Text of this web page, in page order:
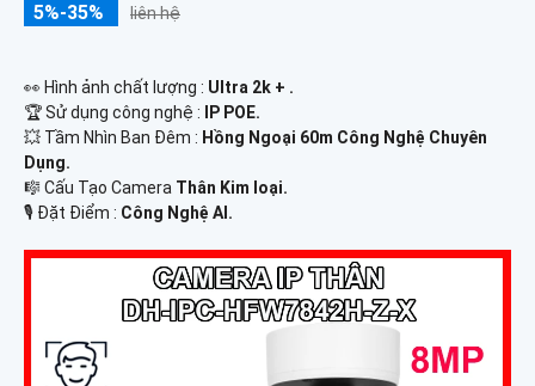
5%-35% liên hệ
️👀 Hình ảnh chất lượng : Ultra 2k + .
🏆 Sử dụng công nghệ :
IP POE.
💥 Tầm Nhìn Ban Đêm : Hồng Ngoại 60m Công Nghệ Chuyên
Dụng.
🎼️ Cấu Tạo Camera Thân Kim loại.
️🎙 Đặt Điểm : Công Nghệ AI.